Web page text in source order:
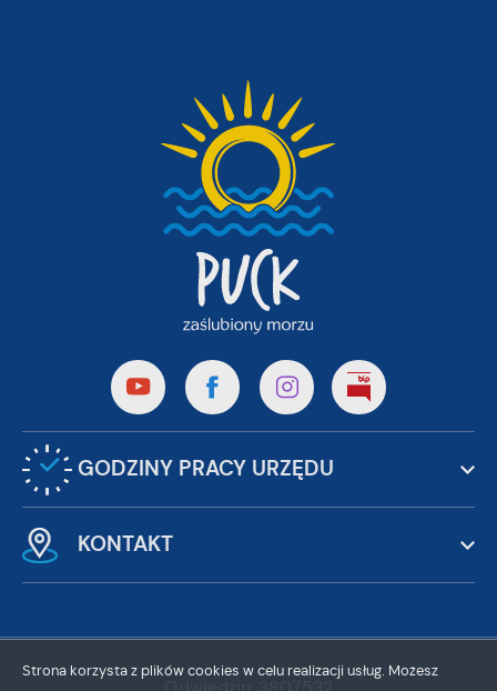
GODZINY PRACY URZĘDU
KONTAKT
Strona korzysta z plików cookies w celu realizacji usług. Możesz